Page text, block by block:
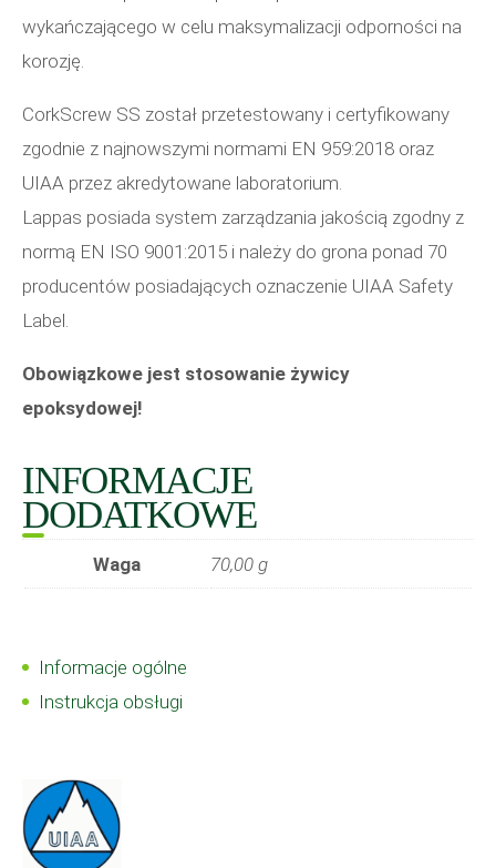
wykańczającego w celu maksymalizacji odporności na
korozję.
CorkScrew SS został przetestowany i certyfikowany
zgodnie z najnowszymi normami EN 959:2018 oraz
UIAA przez akredytowane laboratorium.
Lappas posiada system zarządzania jakością zgodny z
normą EN ISO 9001:2015 i należy do grona ponad 70
producentów posiadających oznaczenie UIAA Safety
Label.
Obowiązkowe jest stosowanie żywicy
epoksydowej!
INFORMACJE
DODATKOWE
Waga 70,00 g
Informacje ogólne
Instrukcja obsługi